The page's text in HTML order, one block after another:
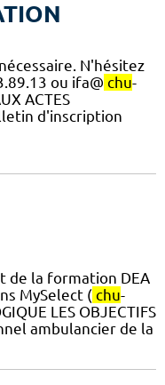
N'hésitez
ou ifa@ chu-
ACTES
d'inscription
de la formation DEA
MySelect ( chu-
LES OBJECTIFS
ambulancier de la